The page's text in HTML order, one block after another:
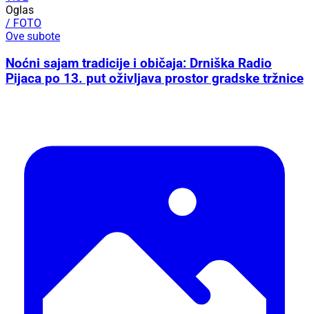
Oglas
/ FOTO
Ove subote
Noćni sajam tradicije i običaja: Drniška Radio
Pijaca po 13. put oživljava prostor gradske tržnice